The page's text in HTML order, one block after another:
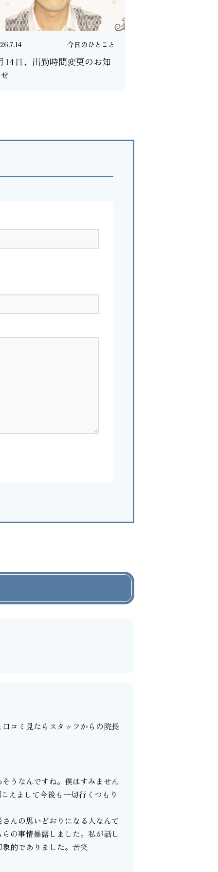
今日のひとこと
14日、出勤時間変更のお知
コミ見たらスタッフからの院長
うなんですね。僕はすみません
えまして今後も一切行くつもり
んの思いどおりになる人なんて
の事情暴露しました。私が話し
的でありました。苦笑